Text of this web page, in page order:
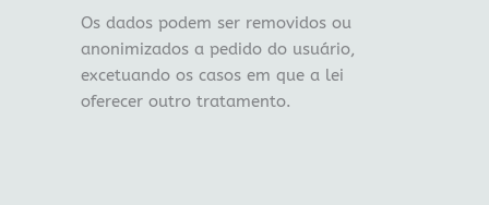
Os dados podem ser removidos ou
anonimizados a pedido do usuário,
excetuando os casos em que a lei
oferecer outro tratamento.